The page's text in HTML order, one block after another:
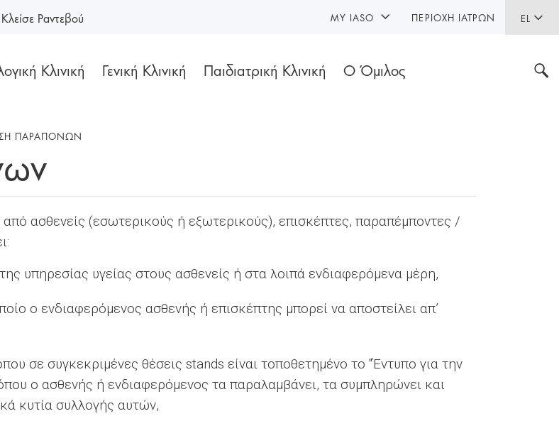
EL
Κλινική Γενική Κλινική Παιδιατρική Κλινική Ο Όμιλος
Κλείσε Ραντεβού MY IASO ΠΕΡΙΟΧΉ ΙΑΤΡΏΝ
ΠΑΡΑΠΌΝΩΝ
ασθενείς (εσωτερικούς ή εξωτερικούς), επισκέπτες, παραπέμποντες /
υπηρεσίας υγείας στους ασθενείς ή στα λοιπά ενδιαφερόμενα μέρη,
ο ενδιαφερόμενος ασθενής ή επισκέπτης μπορεί να αποστείλει απ’
σε συγκεκριμένες θέσεις stands είναι τοποθετημένο το "Έντυπο για την
ο ασθενής ή ενδιαφερόμενος τα παραλαμβάνει, τα συμπληρώνει και
κυτία συλλογής αυτών,